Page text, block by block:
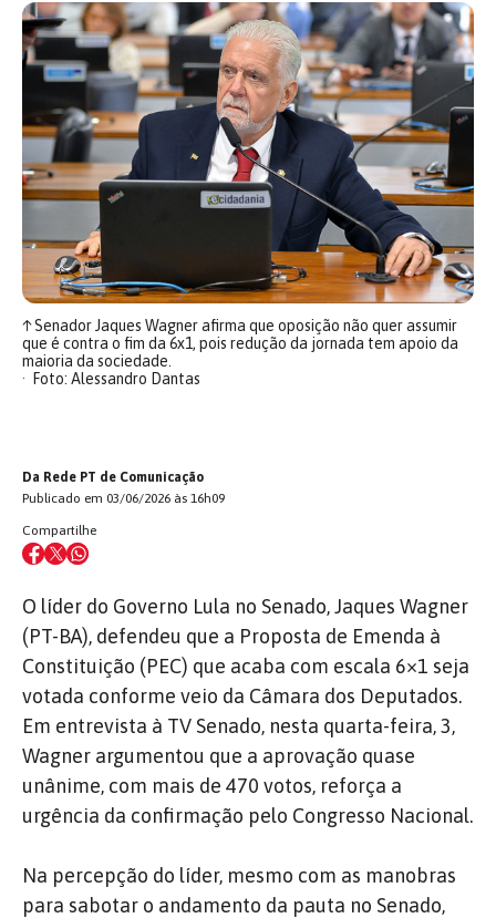
↑Senador Jaques Wagner afirma que oposição não quer assumir
que é contra o fim da 6x1, pois redução da jornada tem apoio da
maioria da sociedade.
Foto: Alessandro Dantas
Da Rede PT de Comunicação
Publicado em 03/06/2026 às 16h09
Compartilhe
O líder do Governo Lula no Senado, Jaques Wagner
(PT-BA), defendeu que a Proposta de Emenda à
Constituição (PEC) que acaba com escala 6×1 seja
votada conforme veio da Câmara dos Deputados.
Em entrevista à TV Senado, nesta quarta-feira, 3,
Wagner argumentou que a aprovação quase
unânime, com mais de 470 votos, reforça a
urgência da confirmação pelo Congresso Nacional.
Na percepção do líder, mesmo com as manobras
para sabotar o andamento da pauta no Senado,